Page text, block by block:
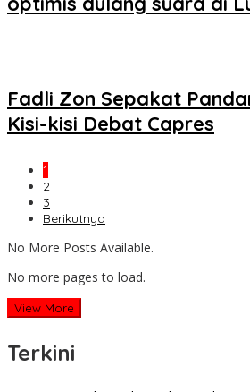
Fadli Zon Sepakat
Kisi-kisi Debat Capres
1
2
3
Berikutnya
No More Posts Available.
No more pages to load.
View More
Terkini